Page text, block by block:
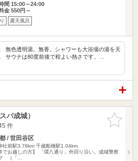
間 15:00～24:00
金 550円～
露天風呂
無色透明湯。無香。シャワーも大浴場の湯を天
サウナは80度前後で程よい熱さです。…
お気に入
りに追加
パ成城）
件
/ 世田谷区
社前駅3.76km 千歳船橋駅1.04km
でお越しの方】 「環八通り」外回り沿い。成城警察
（「…